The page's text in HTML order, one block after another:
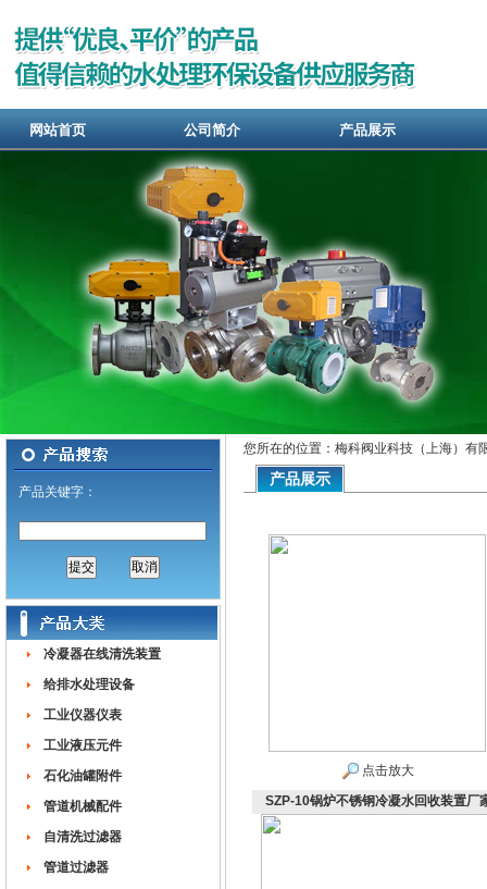
网站首页 公司简介 产品展示
产品关键字：
冷凝器在线清洗装置
给排水处理设备
工业仪器仪表
工业液压元件
石化油罐附件
管道机械配件
自清洗过滤器
管道过滤器
您所在的位置：梅科阀业科技（上海）有
产品展示
点击放大
SZP-10锅炉不锈钢冷凝水回收装置厂